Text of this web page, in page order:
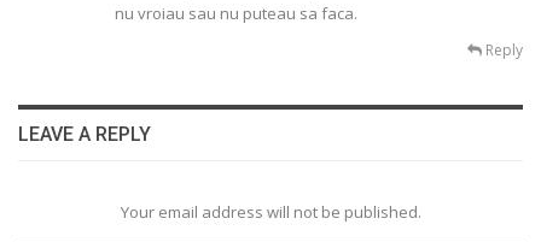
nu vroiau sau nu puteau sa faca.
Reply
LEAVE A REPLY
Your email address will not be published.